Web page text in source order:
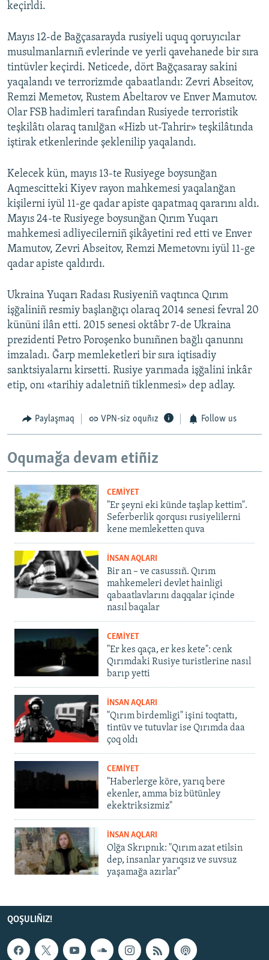
keçirldi.
Mayıs 12-de Bağçasarayda rusiyeli uquq qoruyıcılar
musulmanlarnıñ evlerinde ve yerli qavehanede bir sıra
tintüvler keçirdi. Neticede, dört Bağçasaray sakini
yaqalandı ve terrorizmde qabaatlandı: Zevri Abseitov,
Remzi Memetov, Rustem Abeltarov ve Enver Mamutov.
Olar FSB hadimleri tarafından Rusiyede terroristik
teşkilâtı olaraq tanılğan «Hizb ut-Tahrir» teşkilâtında
iştirak etkenlerinde şeklenilip yaqalandı.
Kelecek kün, mayıs 13-te Rusiyege boysunğan
Aqmescitteki Kiyev rayon mahkemesi yaqalanğan
kişilerni iyül 11-ge qadar apiste qapatmaq qararını aldı.
Mayıs 24-te Rusiyege boysunğan Qırım Yuqarı
mahkemesi adliyecilerniñ şikâyetini red etti ve Enver
Mamutov, Zevri Abseitov, Remzi Memetovnı iyül 11-ge
qadar apiste qaldırdı.
Ukraina Yuqarı Radası Rusiyeniñ vaqtınca Qırım
işğaliniñ resmiy başlanğıçı olaraq 2014 senesi fevral 20
kününi ilân etti. 2015 senesi oktâbr 7-de Ukraina
prezidenti Petro Poroşenko bunıñnen bağlı qanunnı
imzaladı. Ğarp memleketleri bir sıra iqtisadiy
sanktsiyalarnı kirsetti. Rusiye yarımada işğalini inkâr
etip, onı «tarihiy adaletniñ tiklenmesi» dep adlay.
Paylaşmaq VPN-siz oquñız Follow us
Oqumağa devam etiñiz
CEMİYET
"Er şeyni eki künde taşlap kettim".
Seferberlik qorqusı rusiyelilerni
kene memleketten quva
İNSAN AQLARI
Bir an – ve casussıñ. Qırım
mahkemeleri devlet hainligi
qabaatlavlarını daqqalar içinde
nasıl baqalar
CEMİYET
"Er kes qaça, er kes kete": cenk
Qırımdaki Rusiye turistlerine nasıl
barıp yetti
İNSAN AQLARI
"Qırım birdemligi" işini toqtattı,
tintüv ve tutuvlar ise Qırımda daa
çoq oldı
CEMİYET
"Haberlerge köre, yarıq bere
ekenler, amma biz bütünley
ekektriksizmiz"
İNSAN AQLARI
Olğa Skrıpnık: "Qırım azat etilsin
dep, insanlar yarıqsız ve suvsuz
yaşamağa azırlar"
QOŞULIÑIZ!